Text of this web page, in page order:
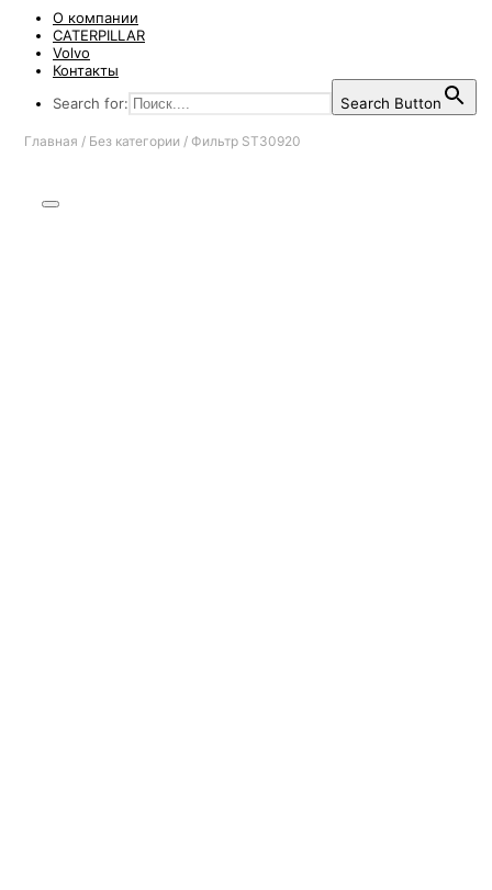
О компании
CATERPILLAR
Volvo
Контакты
Search for:
Search Button
Главная / Без категории / Фильтр ST30920